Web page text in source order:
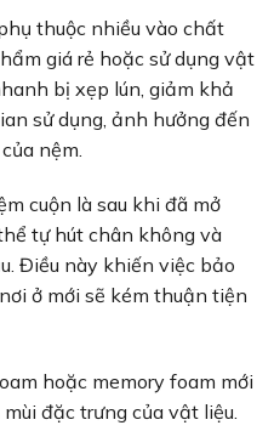
thuộc nhiều vào chất
giá rẻ hoặc sử dụng vật
bị xẹp lún, giảm khả
sử dụng, ảnh hưởng đến
nệm.
cuộn là sau khi đã mở
tự hút chân không và
Điều này khiến việc bảo
ở mới sẽ kém thuận tiện
hoặc memory foam mới
đặc trưng của vật liệu.